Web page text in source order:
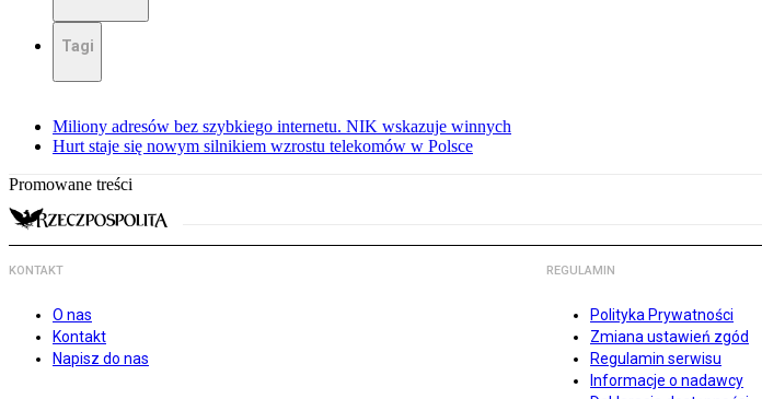
Tagi
Miliony adresów bez szybkiego internetu. NIK wskazuje winnych
Hurt staje się nowym silnikiem wzrostu telekomów w Polsce
Promowane treści
KONTAKT
O nas
Kontakt
Napisz do nas
REGULAMIN
Polityka Prywatności
Zmiana ustawień zgód
Regulamin serwisu
Informacje o nadawcy